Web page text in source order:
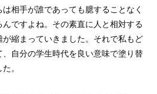
相手が誰であっても臆することなく
ですよね。その素直に人と相対する
縮まっていきました。それで私もど
自分の学生時代を良い意味で塗り替
。